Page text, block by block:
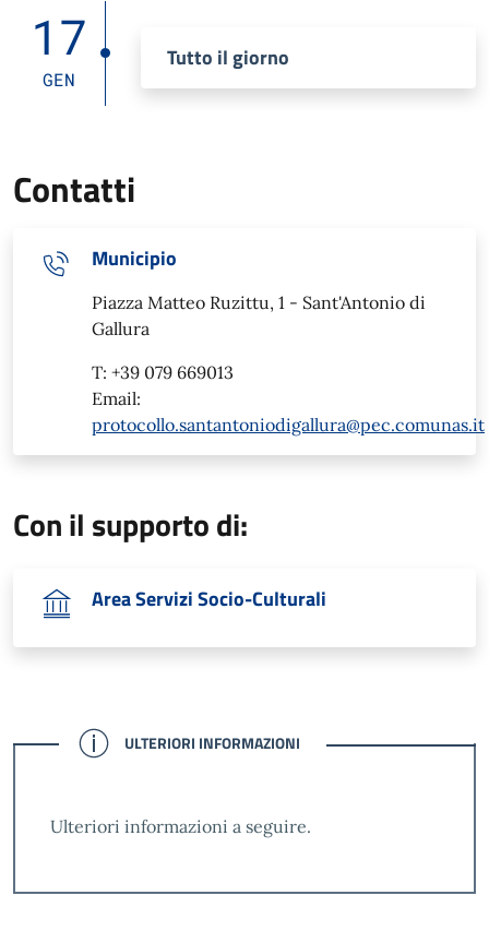
17
GEN
Tutto il giorno
Contatti
Municipio
Piazza Matteo Ruzittu, 1 - Sant'Antonio di
Gallura
T: +39 079 669013
Email:
protocollo.santantoniodigallura@pec.comunas.it
Con il supporto di:
Area Servizi Socio-Culturali
CONFERMATO
ULTERIORI INFORMAZIONI
Ulteriori informazioni a seguire.